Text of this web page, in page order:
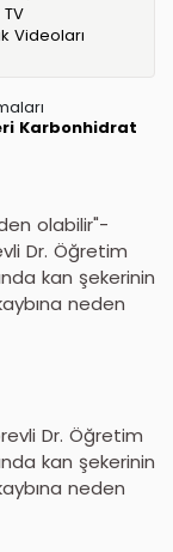
Videoları
Karbonhidrat
olabilir"-
Dr. Öğretim
kan şekerinin
neden
Dr. Öğretim
kan şekerinin
neden